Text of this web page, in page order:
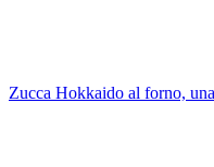
Zucca Hokkaido al forno,